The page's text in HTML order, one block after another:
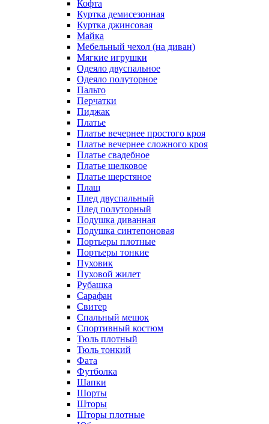
Кофта
Куртка демисезонная
Куртка джинсовая
Майка
Мебельный чехол (на диван)
Мягкие игрушки
Одеяло двуспальное
Одеяло полуторное
Пальто
Перчатки
Пиджак
Платье
Платье вечернее простого кроя
Платье вечернее сложного кроя
Платье свадебное
Платье шелковое
Платье шерстяное
Плащ
Плед двуспальный
Плед полуторный
Подушка диванная
Подушка синтепоновая
Портьеры плотные
Портьеры тонкие
Пуховик
Пуховой жилет
Рубашка
Сарафан
Свитер
Спальный мешок
Спортивный костюм
Тюль плотный
Тюль тонкий
Фата
Футболка
Шапки
Шорты
Шторы
Шторы плотные